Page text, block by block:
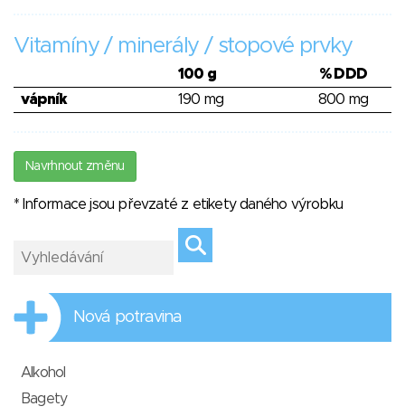
Vitamíny / minerály / stopové prvky
100 g
% DDD
vápník
190 mg 800 mg
Navrhnout změnu
* Informace jsou převzaté z etikety daného výrobku
Nová potravina
Alkohol
Bagety